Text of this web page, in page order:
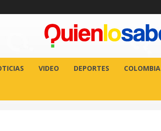
VIDEO DEPORTES COLOMBIA